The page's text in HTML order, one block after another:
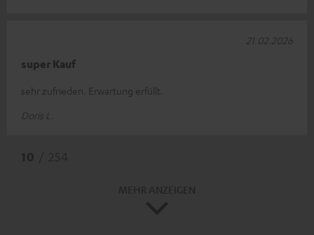
super Kauf
sehr zufrieden. Erwartung erfüllt.
Doris L.
21.02.2026